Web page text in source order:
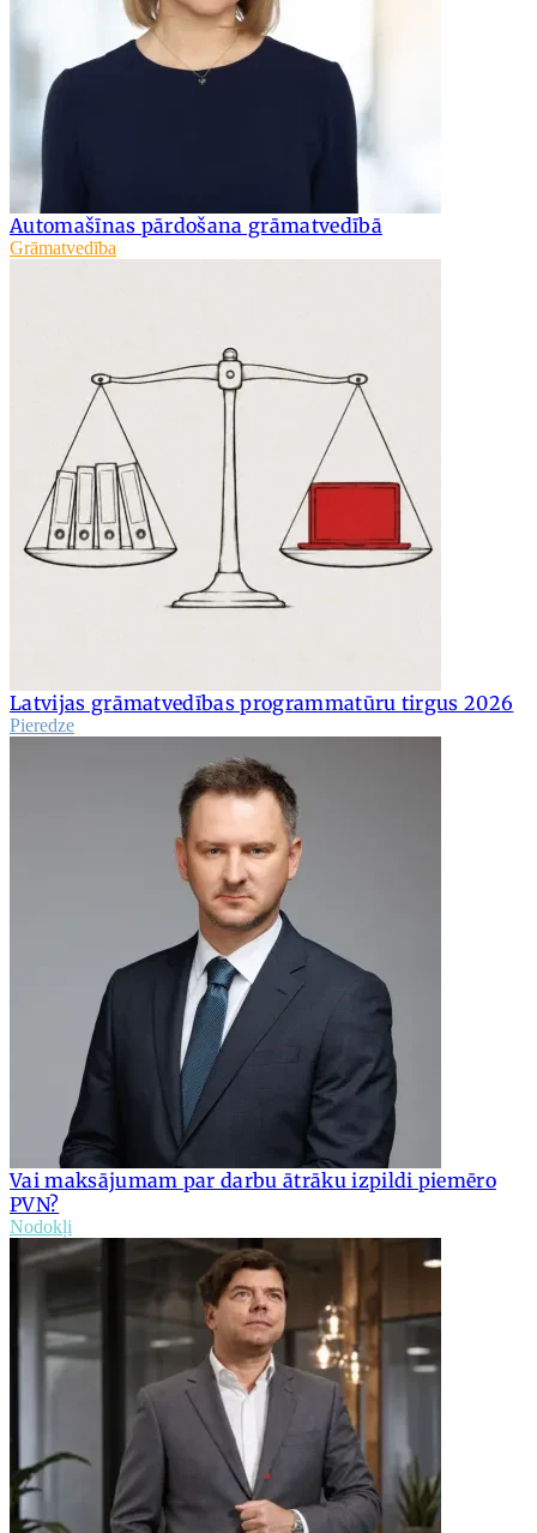
Automašīnas pārdošana grāmatvedībā
Grāmatvedība
Latvijas grāmatvedības programmatūru tirgus 2026
Pieredze
Vai maksājumam par darbu ātrāku izpildi piemēro
PVN?
Nodokļi